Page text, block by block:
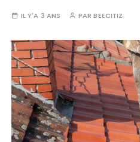
IL Y'A 3 ANS PARBEECITIZ